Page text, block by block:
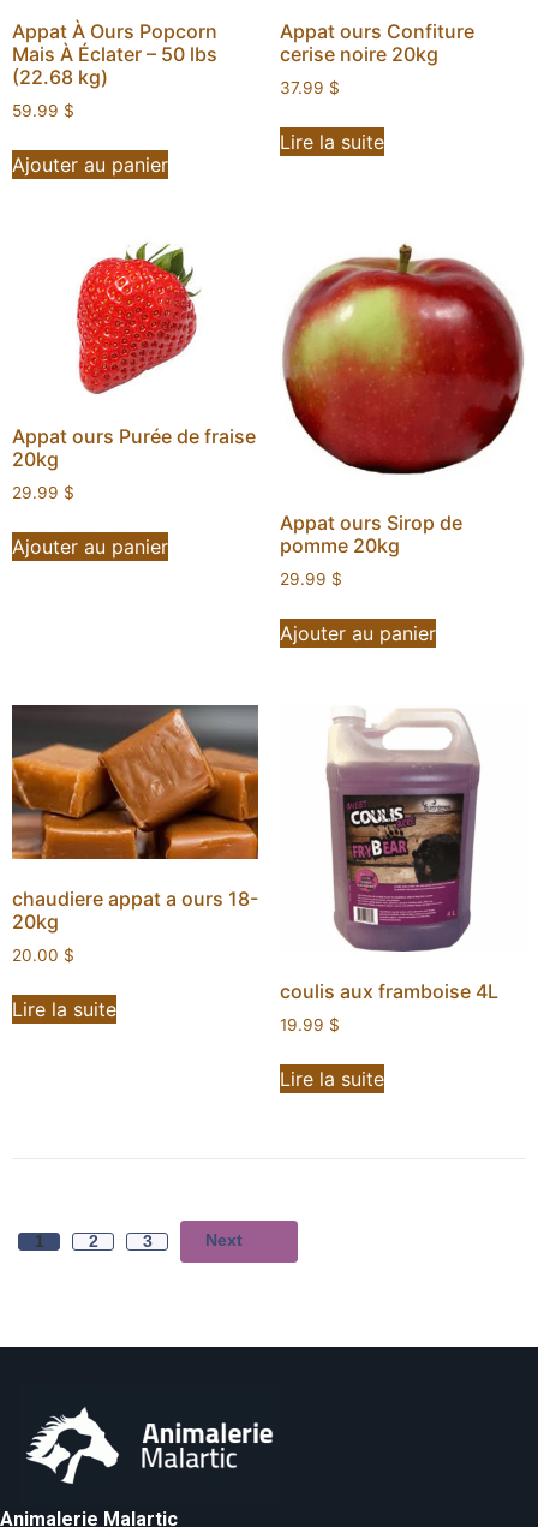
Appat À Ours Popcorn
Mais À Éclater – 50 lbs
(22.68 kg)
59.99 $
Ajouter au panier
Appat ours Confiture
cerise noire 20kg
37.99 $
Lire la suite
Appat ours Purée de fraise
20kg
29.99 $
Ajouter au panier
Appat ours Sirop de
pomme 20kg
29.99 $
Ajouter au panier
chaudiere appat a ours 18-
20kg
20.00 $
Lire la suite
coulis aux framboise 4L
19.99 $
Lire la suite
1 2 3 Next
Animalerie Malartic